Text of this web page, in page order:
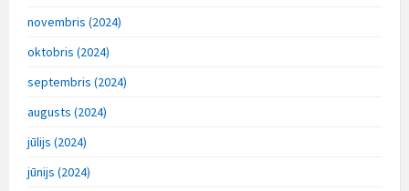
novembris (2024)
oktobris (2024)
septembris (2024)
augusts (2024)
jūlijs (2024)
jūnijs (2024)